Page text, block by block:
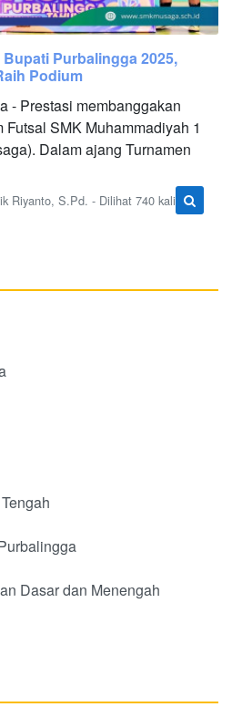
Purbalingga 2025,
Podium
- Prestasi membanggakan
SMK Muhammadiyah 1
Dalam ajang Turnamen
Riyanto, S.Pd. - Dilihat 740 kali
Dasar dan Menengah